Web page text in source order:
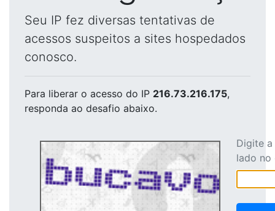
Seu IP fez diversas tentativas de
acessos suspeitos a sites hospedados
conosco.
Para liberar o acesso do IP 216.73.216.175,
responda ao desafio abaixo.
Digite
lado no